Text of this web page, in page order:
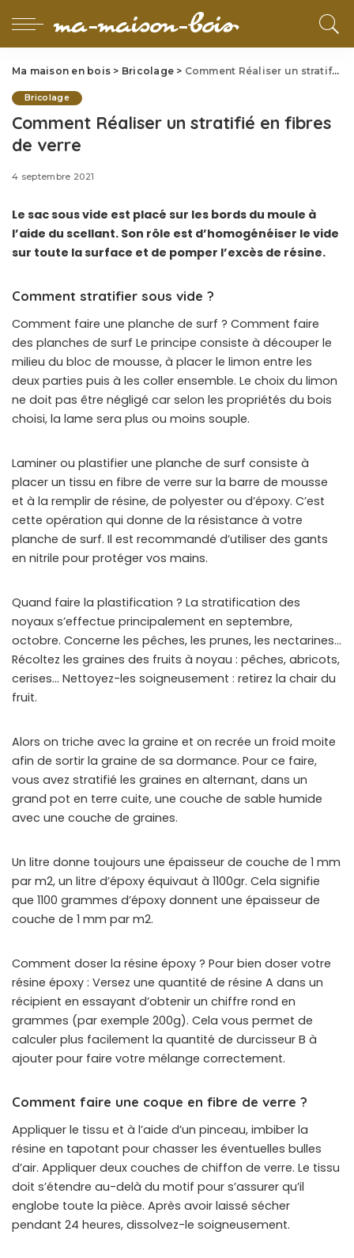
Ma maison en bois > Bricolage > Comment Réaliser un stratifié en fibres de verre
Bricolage
Comment Réaliser un stratifié en fibres
de verre
4 septembre 2021
Le sac sous vide est placé sur les bords du moule à
l’aide du scellant. Son rôle est d’homogénéiser le vide
sur toute la surface et de pomper l’excès de résine.
Comment stratifier sous vide ?
Comment faire une planche de surf ? Comment faire
des planches de surf Le principe consiste à découper le
milieu du bloc de mousse, à placer le limon entre les
deux parties puis à les coller ensemble. Le choix du limon
ne doit pas être négligé car selon les propriétés du bois
choisi, la lame sera plus ou moins souple.
Laminer ou plastifier une planche de surf consiste à
placer un tissu en fibre de verre sur la barre de mousse
et à la remplir de résine, de polyester ou d’époxy. C’est
cette opération qui donne de la résistance à votre
planche de surf. Il est recommandé d’utiliser des gants
en nitrile pour protéger vos mains.
Quand faire la plastification ? La stratification des
noyaux s’effectue principalement en septembre,
octobre. Concerne les pêches, les prunes, les nectarines…
Récoltez les graines des fruits à noyau : pêches, abricots,
cerises… Nettoyez-les soigneusement : retirez la chair du
fruit.
Alors on triche avec la graine et on recrée un froid moite
afin de sortir la graine de sa dormance. Pour ce faire,
vous avez stratifié les graines en alternant, dans un
grand pot en terre cuite, une couche de sable humide
avec une couche de graines.
Un litre donne toujours une épaisseur de couche de 1 mm
par m2, un litre d’époxy équivaut à 1100gr. Cela signifie
que 1100 grammes d’époxy donnent une épaisseur de
couche de 1 mm par m2.
Comment doser la résine époxy ? Pour bien doser votre
résine époxy : Versez une quantité de résine A dans un
récipient en essayant d’obtenir un chiffre rond en
grammes (par exemple 200g). Cela vous permet de
calculer plus facilement la quantité de durcisseur B à
ajouter pour faire votre mélange correctement.
Comment faire une coque en fibre de verre ?
Appliquer le tissu et à l’aide d’un pinceau, imbiber la
résine en tapotant pour chasser les éventuelles bulles
d’air. Appliquer deux couches de chiffon de verre. Le tissu
doit s’étendre au-delà du motif pour s’assurer qu’il
englobe toute la pièce. Après avoir laissé sécher
pendant 24 heures, dissolvez-le soigneusement.